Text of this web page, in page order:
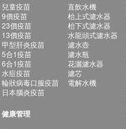
兒童疫苗
9價疫苗
23價疫苗
13價疫苗
甲型肝炎疫苗
5合1疫苗
6合1疫苗
水痘疫苗
輪狀病毒口服疫苗
日本腦炎疫苗
健康管理
直飲水機
枱上式濾水器
枱下式濾水器
水龍頭式濾水器
濾水壺
濾水瓶
花灑濾水器
濾芯
電解水機